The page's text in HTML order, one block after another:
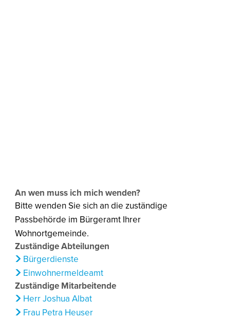
An wen muss ich mich wenden?
Bitte wenden Sie sich an die zuständige
Passbehörde im Bürgeramt Ihrer
Wohnortgemeinde.
Zuständige Abteilungen
Bürgerdienste
Einwohnermeldeamt
Zuständige Mitarbeitende
Herr Joshua Albat
Frau Petra Heuser